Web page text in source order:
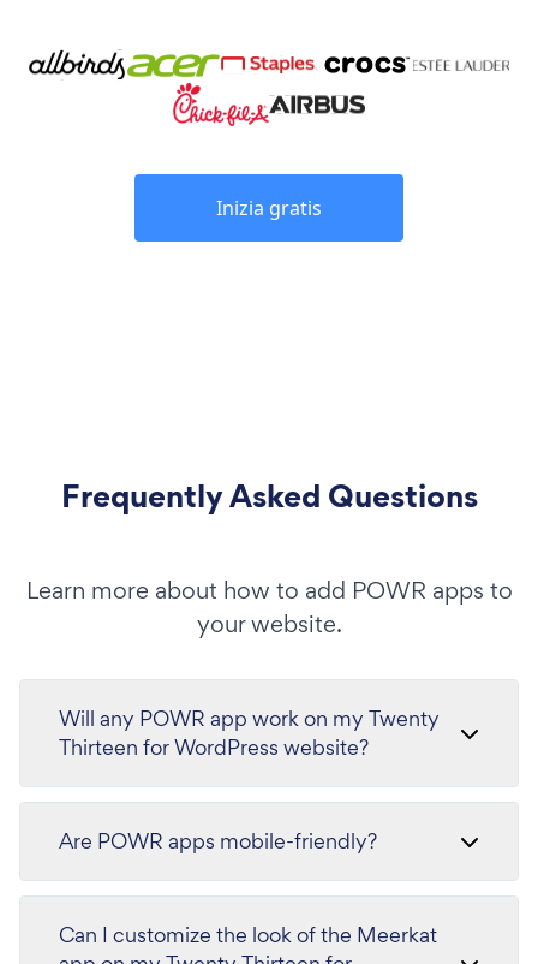
Inizia gratis
Frequently Asked Questions
Learn more about how to add POWR apps to
your website.
Will any POWR app work on my Twenty
Thirteen for WordPress website?
Are POWR apps mobile-friendly?
Can I customize the look of the Meerkat